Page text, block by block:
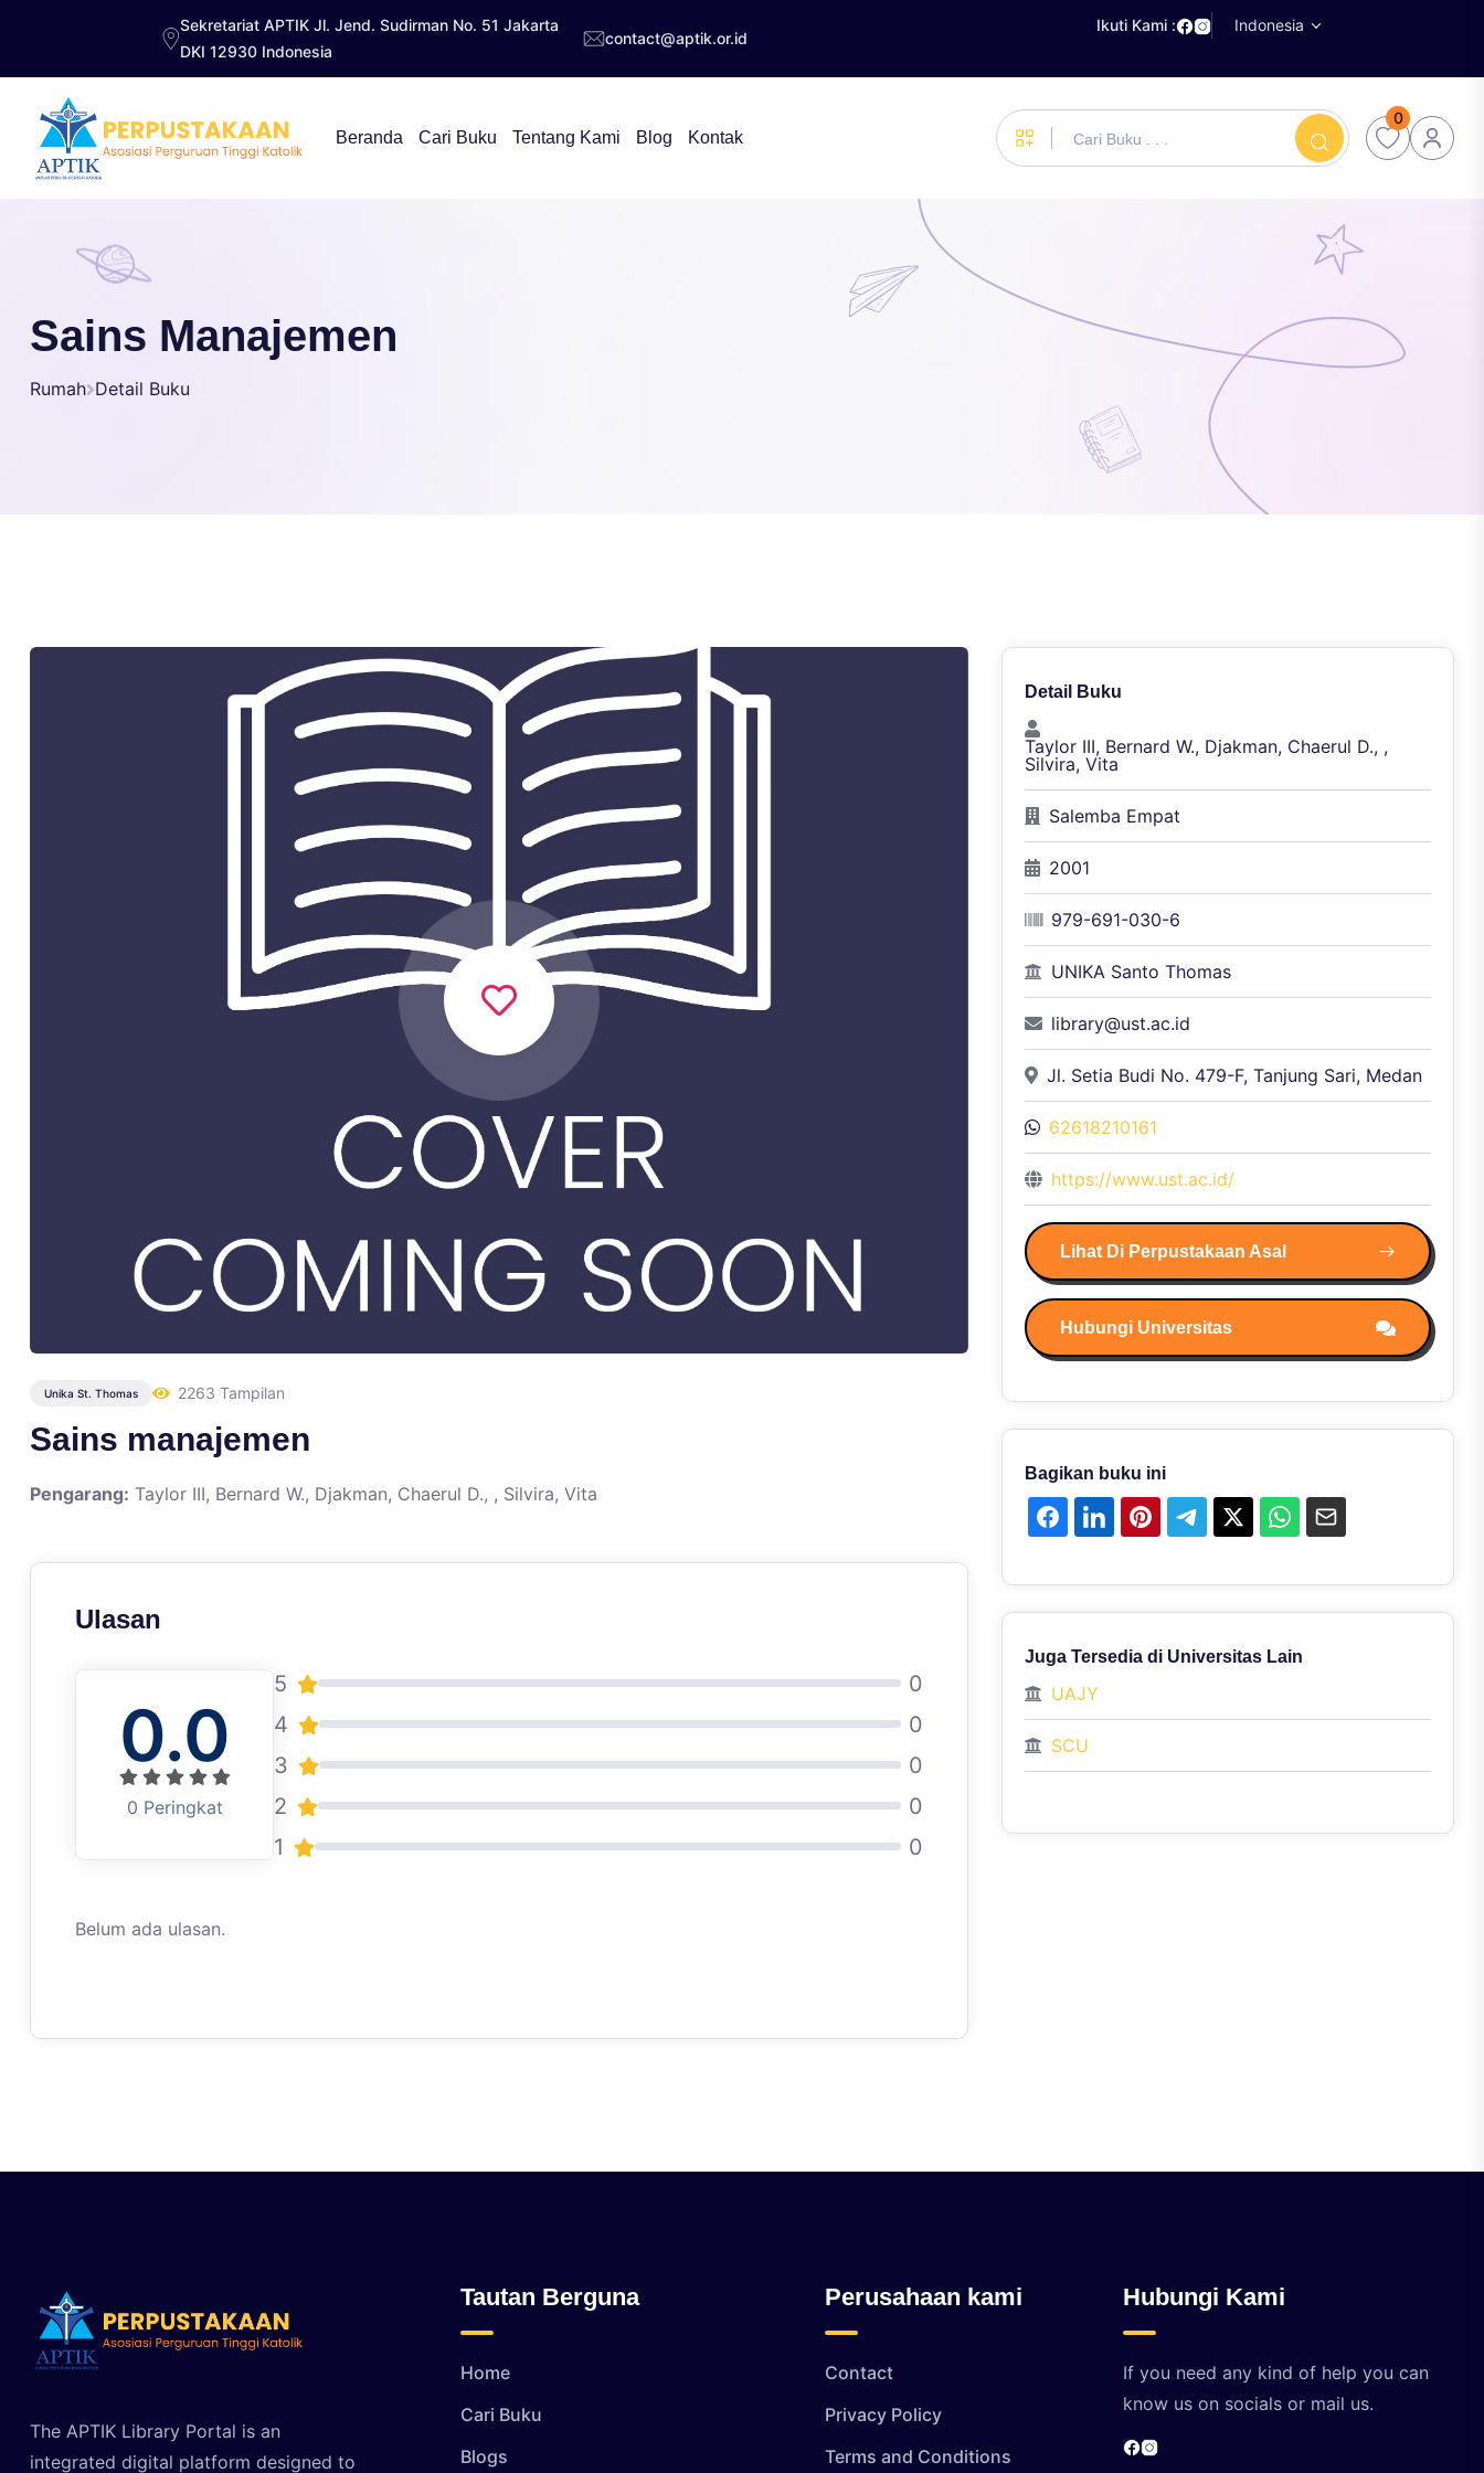
Sekretariat APTIK Jl. Jend. Sudirman No. 51 Jakarta
DKI 12930 Indonesia
contact@aptik.or.id
Ikuti Kami : Indonesia
Beranda Cari Buku Tentang Kami Blog Kontak
0
Sains Manajemen
Rumah Detail Buku
Unika St. Thomas 2263 Tampilan
Sains manajemen
Pengarang: Taylor III, Bernard W., Djakman, Chaerul D., , Silvira, Vita
Ulasan
0.0
0 Peringkat
5
0
4
0
3
0
2
0
1
0
Belum ada ulasan.
Detail Buku
Taylor III, Bernard W., Djakman, Chaerul D., ,
Silvira, Vita
Salemba Empat
2001
979-691-030-6
UNIKA Santo Thomas
library@ust.ac.id
Jl. Setia Budi No. 479-F, Tanjung Sari, Medan
62618210161
https://www.ust.ac.id/
Lihat Di Perpustakaan Asal
Hubungi Universitas
Bagikan buku ini
Juga Tersedia di Universitas Lain
UAJY
SCU
The APTIK Library Portal is an
integrated digital platform designed to
Tautan Berguna
Home
Cari Buku
Blogs
Perusahaan kami
Contact
Privacy Policy
Terms and Conditions
Hubungi Kami
If you need any kind of help you can
know us on socials or mail us.